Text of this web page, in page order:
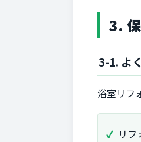
3.
3-1. よ
浴室リフ
リ